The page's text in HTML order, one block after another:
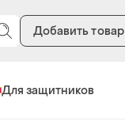
Добавить товар
Для защитников